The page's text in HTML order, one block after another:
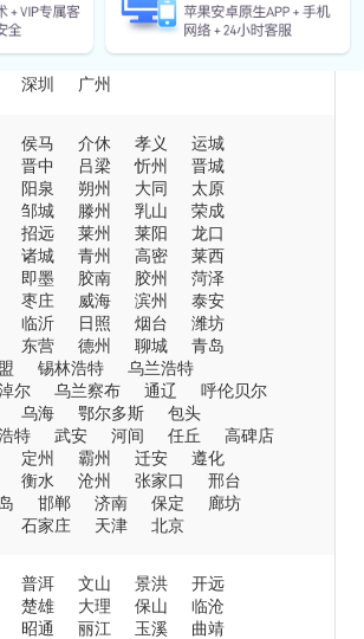
云浮 肇庆 揭阳
汕头
梅州 韶关
清远
珠海 佛山 东莞
中山
深圳 广州
侯马 介休 孝义
运城
晋中 吕梁 忻州
晋城
阳泉 朔州 大同
太原
邹城 滕州 乳山
荣成
招远 莱州 莱阳
龙口
诸城 青州 高密
莱西
即墨 胶南 胶州
菏泽
枣庄 威海 滨州
泰安
临沂 日照 烟台
潍坊
东营 德州 聊城
青岛
锡林浩特
乌兰浩特
尔
乌兰察布 通辽
呼伦贝尔
乌海 鄂尔多斯
包头
特
武安 河间 任丘
高碑店
定州 霸州 迁安
遵化
衡水 沧州 张家口
邢台
邯郸 济南 保定
廊坊
石家庄 天津 北京
普洱 文山 景洪
开远
楚雄 大理 保山
临沧
昭通 丽江 玉溪
曲靖